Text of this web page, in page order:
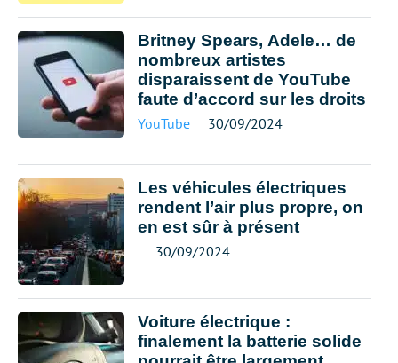
Britney Spears, Adele… de
nombreux artistes
disparaissent de YouTube
faute d’accord sur les droits
YouTube 30/09/2024
Les véhicules électriques
rendent l’air plus propre, on
en est sûr à présent
30/09/2024
Voiture électrique :
finalement la batterie solide